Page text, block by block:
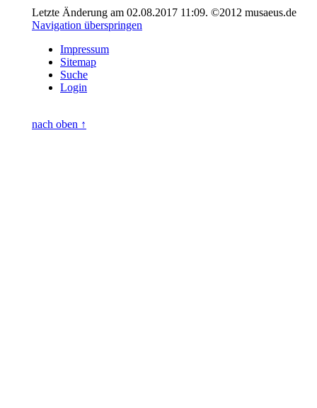
Letzte Änderung am 02.08.2017 11:09. ©2012 musaeus.de
Navigation überspringen
Impressum
Sitemap
Suche
Login
nach oben ↑